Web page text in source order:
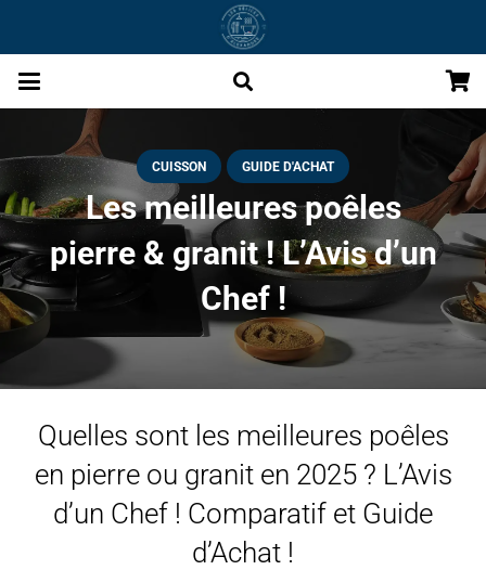
CUISSON GUIDE D'ACHAT
Les meilleures poêles
pierre & granit ! L’Avis d’un
Chef !
Quelles sont les meilleures poêles
en pierre ou granit en 2025 ? L’Avis
d’un Chef ! Comparatif et Guide
d’Achat !